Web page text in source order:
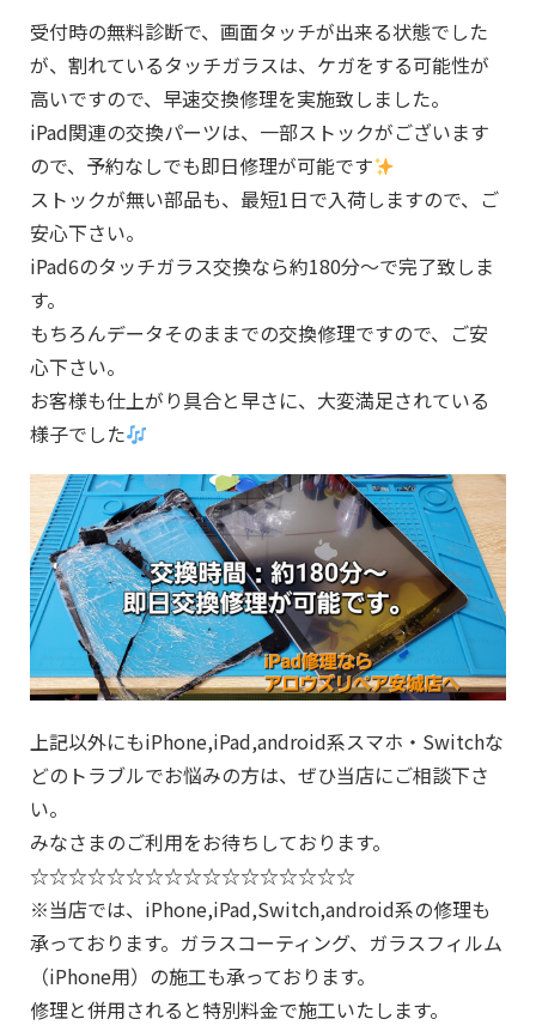
受付時の無料診断で、画面タッチが出来る状態でした
が、割れているタッチガラスは、ケガをする可能性が
高いですので、早速交換修理を実施致しました。
iPad関連の交換パーツは、一部ストックがございます
ので、予約なしでも即日修理が可能です
ストックが無い部品も、最短1日で入荷しますので、ご
安心下さい。
iPad6のタッチガラス交換なら約180分～で完了致しま
す。
もちろんデータそのままでの交換修理ですので、ご安
心下さい。
お客様も仕上がり具合と早さに、大変満足されている
様子でした
上記以外にもiPhone,iPad,android系スマホ・Switchな
どのトラブルでお悩みの方は、ぜひ当店にご相談下さ
い。
みなさまのご利用をお待ちしております。
☆☆☆☆☆☆☆☆☆☆☆☆☆☆☆☆☆
※当店では、iPhone,iPad,Switch,android系の修理も
承っております。ガラスコーティング、ガラスフィルム
（iPhone用）の施工も承っております。
修理と併用されると特別料金で施工いたします。